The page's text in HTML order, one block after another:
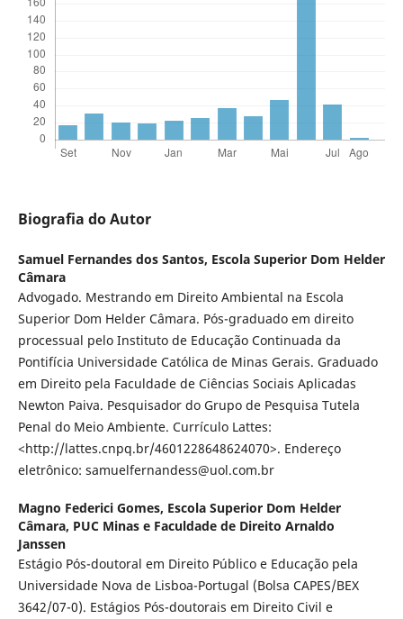
Biografia do Autor
Samuel Fernandes dos Santos, Escola Superior Dom Helder
Câmara
Advogado. Mestrando em Direito Ambiental na Escola
Superior Dom Helder Câmara. Pós-graduado em direito
processual pelo Instituto de Educação Continuada da
Pontifícia Universidade Católica de Minas Gerais. Graduado
em Direito pela Faculdade de Ciências Sociais Aplicadas
Newton Paiva. Pesquisador do Grupo de Pesquisa Tutela
Penal do Meio Ambiente. Currículo Lattes:
<http://lattes.cnpq.br/4601228648624070>. Endereço
eletrônico: samuelfernandess@uol.com.br
Magno Federici Gomes, Escola Superior Dom Helder
Câmara, PUC Minas e Faculdade de Direito Arnaldo
Janssen
Estágio Pós-doutoral em Direito Público e Educação pela
Universidade Nova de Lisboa-Portugal (Bolsa CAPES/BEX
3642/07-0). Estágios Pós-doutorais em Direito Civil e